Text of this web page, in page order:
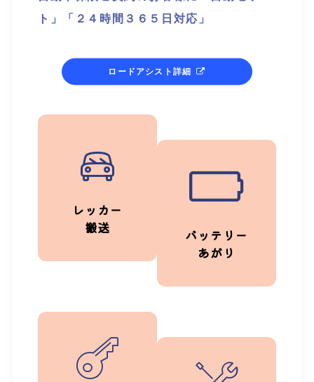
ト」「２４時間３６５日対応」
ロードアシスト詳細
レッカー
搬送
バッテリー
あがり